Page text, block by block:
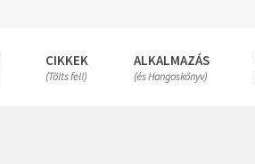
CIKKEK
(Tölts fel!)
ALKALMAZÁS
(és Hangoskönyv)